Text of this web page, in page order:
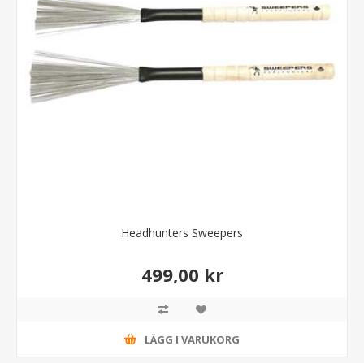
Headhunters Sweepers
499,00 kr
LÄGG I VARUKORG